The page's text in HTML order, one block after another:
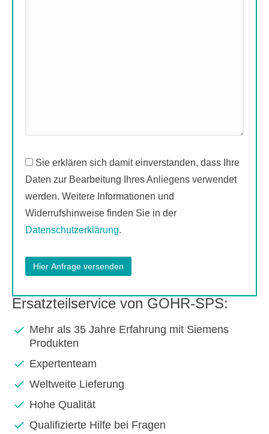
Sie erklären sich damit einverstanden, dass Ihre
Daten zur Bearbeitung Ihres Anliegens verwendet
werden. Weitere Informationen und
Widerrufshinweise finden Sie in der
Datenschutzerklärung.
Ersatzteilservice von GOHR-SPS:
Mehr als 35 Jahre Erfahrung mit Siemens
Produkten
Expertenteam
Weltweite Lieferung
Hohe Qualität
Qualifizierte Hilfe bei Fragen